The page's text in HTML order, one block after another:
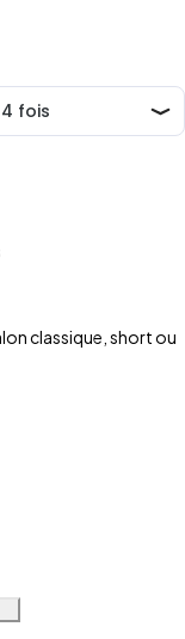
classique, short ou